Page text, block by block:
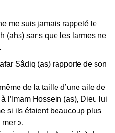
me suis jamais rappelé le
(ahs) sans que les larmes ne
Sâdiq (as) rapporte de son
de la taille d’une aile de
l’Imam Hossein (as), Dieu lui
si ils étaient beaucoup plus
mer ».